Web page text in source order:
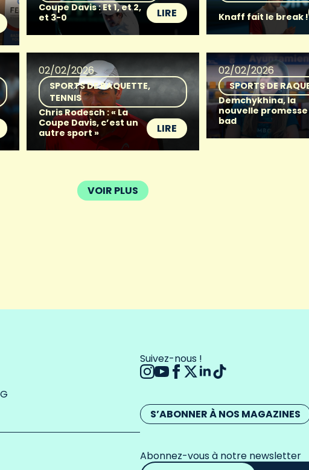
Coupe Davis : Et 1, et 2,
et 3-0
LIRE
Knaff fait le break !
02/02/2026
SPORTS DE RAQUETTE
TENNIS
Chris Rodesch : « La
Coupe Davis, c’est un
autre sport »
LIRE
02/02/2026
SPORTS DE
Demchykhina, la
nouvelle
bad
VOIR PLUS
Suivez-nous !
S’ABONNER À NOS MAGAZINES
Abonnez-vous à notre newsletter
Adresse